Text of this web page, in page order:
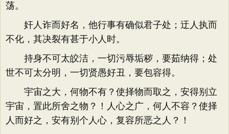
荡。
奸人诈而好名，他行事有确似君子处；迂人执而
不化，其决裂有甚于小人时。
持身不可太皎洁，一切污辱垢秽，要茹纳得；处
世不可太分明，一切贤愚好丑，要包容得。
宇宙之大，何物不有？使择物而取之，安得别立
宇宙，置此所舍之物？！人心之广，何人不容？使择
人而好之，安有别个人心，复容所恶之人？！